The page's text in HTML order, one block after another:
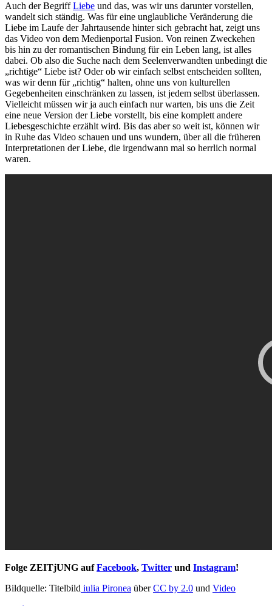
Auch der BegriffLiebe und das, was wir uns darunter vorstellen,
wandelt sich ständig. Was für eine unglaubliche Veränderung die
Liebe im Laufe der Jahrtausende hinter sich gebracht hat, zeigt uns
das Video von dem Medienportal Fusion. Von reinen Zweckehen
bis hin zu der romantischen Bindung für ein Leben lang, ist alles
dabei. Ob also die Suche nach dem Seelenverwandten unbedingt die
„richtige“ Liebe ist? Oder ob wir einfach selbst entscheiden sollten,
was wir denn für „richtig“ halten, ohne uns von kulturellen
Gegebenheiten einschränken zu lassen, ist jedem selbst überlassen.
Vielleicht müssen wir ja auch einfach nur warten, bis uns die Zeit
eine neue Version der Liebe vorstellt, bis eine komplett andere
Liebesgeschichte erzählt wird. Bis das aber so weit ist, können wir
in Ruhe das Video schauen und uns wundern, über all die früheren
Interpretationen der Liebe, die irgendwann mal so herrlich normal
waren.
Folge ZEITjUNG aufFacebook, Twitter und Instagram!
Bildquelle: Titelbild iulia Pironea überCC by 2.0 und Video